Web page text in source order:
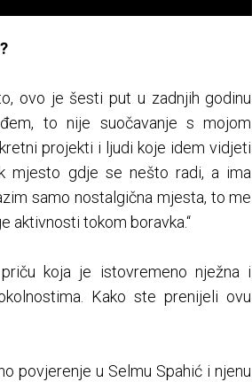
ovo je šesti put u zadnjih godinu
to nije suočavanje s mojom
projekti i ljudi koje idem vidjeti
mjesto gdje se nešto radi, a ima
samo nostalgična mjesta, to me
aktivnosti tokom boravka.“
koja je istovremeno nježna i
Kako ste prenijeli ovu
povjerenje u Selmu Spahić i njenu